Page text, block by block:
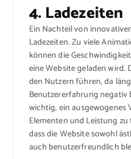
4. Ladezeiten
Ein Nachteil von
Ladezeiten. Zu viele
können die
eine Website geladen wird.
den Nutzern führen, da
Benutzererfahrung negativ
wichtig, ein ausgewogenes
Elementen und Leistung
dass die Website sowohl
auch benutzerfreundlich